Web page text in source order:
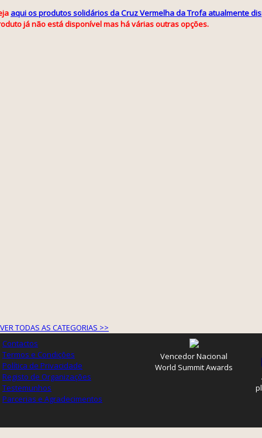
aqui os produtos solidários da Cruz Vermelha da Trofa atualmente
já não está disponível mas há várias outras opções.
VER TODAS AS CATEGORIAS >>
Contactos
Termos e Condições
Política de Privacidade
Registo de Organizações
Testemunhos
Parcerias e Agradecimentos
Vencedor Nacional
World Summit Awards